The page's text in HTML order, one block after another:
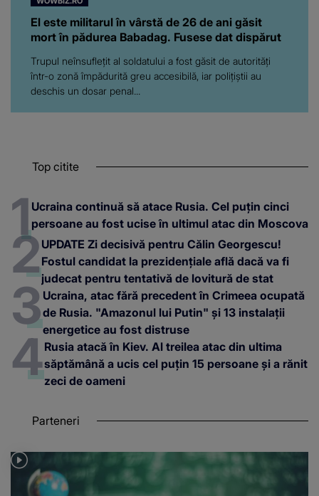
El este militarul în vârstă de 26 de ani găsit
mort în pădurea Babadag. Fusese dat dispărut
Trupul neînsuflețit al soldatului a fost găsit de autorități
într-o zonă împădurită greu accesibilă, iar polițiștii au
deschis un dosar penal...
Top citite
Ucraina continuă să atace Rusia. Cel puțin cinci
persoane au fost ucise în ultimul atac din Moscova
UPDATE Zi decisivă pentru Călin Georgescu!
Fostul candidat la prezidențiale află dacă va fi
judecat pentru tentativă de lovitură de stat
Ucraina, atac fără precedent în Crimeea ocupată
de Rusia. "Amazonul lui Putin" și 13 instalații
energetice au fost distruse
Rusia atacă în Kiev. Al treilea atac din ultima
săptămână a ucis cel puțin 15 persoane și a rănit
zeci de oameni
Parteneri